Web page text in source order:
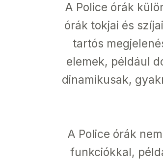
A Police órák
órák tokjai és
tartós
elemek, például
dinamikusak,
A Police órák
funkciókkal,